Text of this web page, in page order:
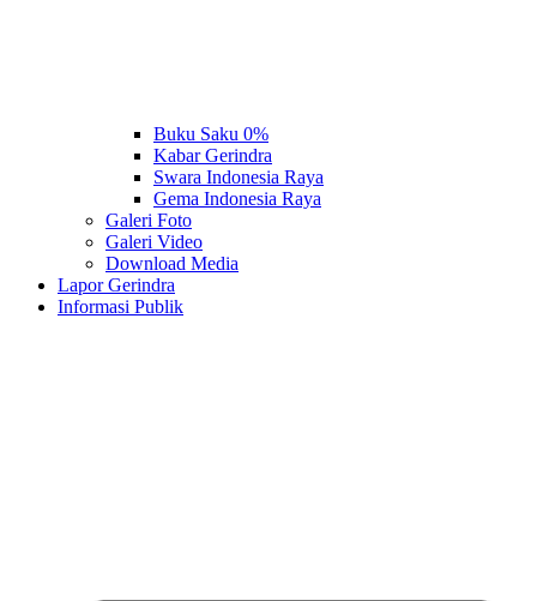
Buku Saku 0%
Kabar Gerindra
Swara Indonesia Raya
Gema Indonesia Raya
Galeri Foto
Galeri Video
Download Media
Lapor Gerindra
Informasi Publik